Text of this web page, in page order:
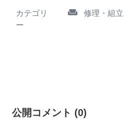
カテゴリ
ー
weekend 修理・組立
公開コメント (0)